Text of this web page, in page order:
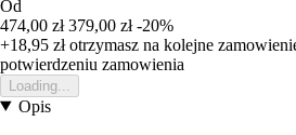
Od
474,00 zł 379,00 zł -20%
+18,95 złotrzymasz na kolejne
potwierdzeniu zamowienia
Loading...
Opis